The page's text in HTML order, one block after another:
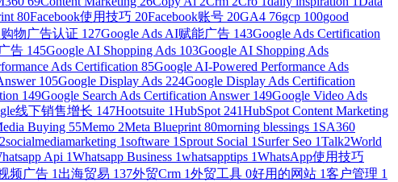
80Facebook使用技巧 20Facebook账号 20GA4 76gcp 100good
物广告认证 127Google Ads AI赋能广告 143Google Ads Certification
告 145Google AI Shopping Ads 103Google AI Shopping Ads
Ads Certification 85Google AI-Powered Performance Ads
105Google Display Ads 224Google Display Ads Certification
149Google Search Ads Certification Answer 149Google Video Ads
线下销售增长 147Hootsuite 1HubSpot 241HubSpot Content Marketing
Buying 55Memo 2Meta Blueprint 80morning blessings 1 SA360
2socialmediamarketing 1software 1 Sprout Social 1 Surfer Seo 1Talk2World
Api 1Whatsapp Business 1whatsapptips 1WhatsApp使用技巧
频广告 1 出海贸易 137外贸Crm 1外贸工具 0好用的网站 1客户管理 1